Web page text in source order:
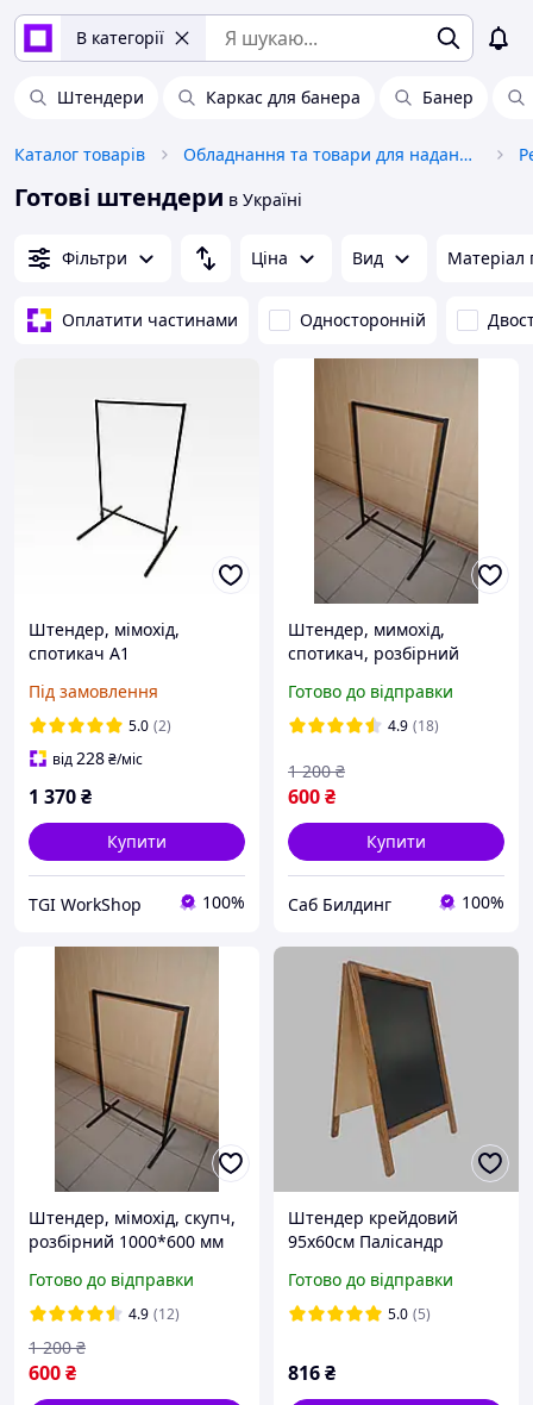
В категорії
Штендери Каркас для банера Банер
Каталог товарів Обладнання та товари для надання послуг
Готові штендери в Україні
Фільтри Ціна Вид Матеріал
Оплатити частинами Односторонній
Штендер, мімохід,
спотикач А1
Під замовлення
5.0 (2)
від228₴/міс
1 370₴
Купити
TGI WorkShop 100%
Штендер, мимохід,
спотикач, розбірний
(без друку)
Готово до відправки
4.9 (18)
600₴
1 200 ₴
Купити
Саб Билдинг 100%
Штендер, мімохід, скупч,
розбірний 1000*600 мм
Готово до відправки
4.9 (12)
600₴
1 200 ₴
Штендер крейдовий
95х60см Палісандр
Готово до відправки
5.0 (5)
816₴